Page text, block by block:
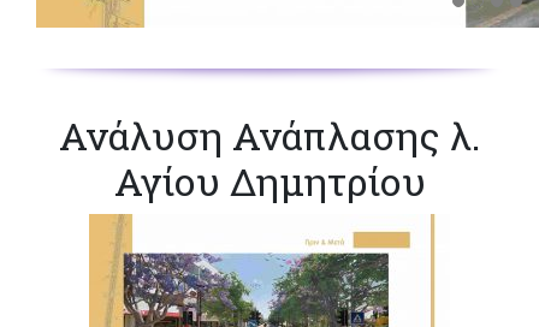
Ανάλυση Ανάπλασης λ.
Αγίου Δημητρίου